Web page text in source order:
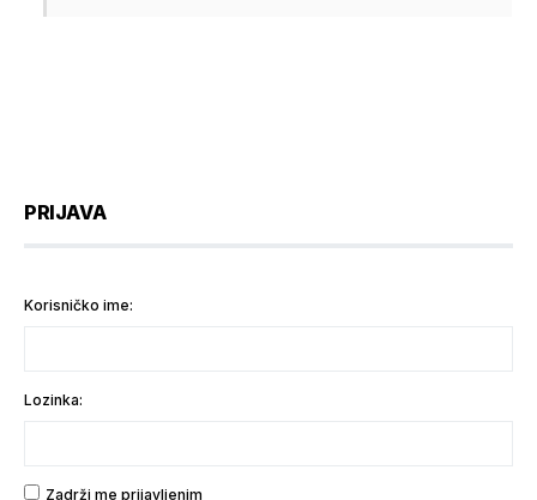
PRIJAVA
Korisničko ime:
Lozinka:
Zadrži me prijavljenim